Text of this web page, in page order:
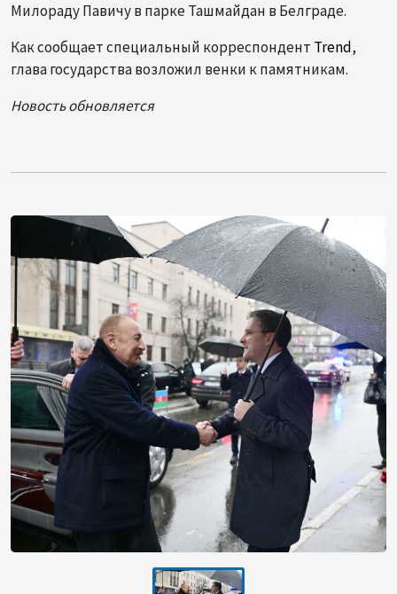
Милораду Павичу в парке Ташмайдан в Белграде.
Как сообщает специальный корреспондент Trend,
глава государства возложил венки к памятникам.
Новостьобновляется